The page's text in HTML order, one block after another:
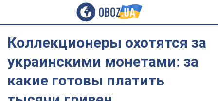
Коллекционеры охотятся за
украинскими монетами: за
какие готовы платить